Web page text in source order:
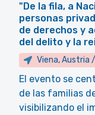
"De la fila, a
personas
de derechos y
del delito y la
Viena, Austria
El evento se
de las familias
visibilizando el